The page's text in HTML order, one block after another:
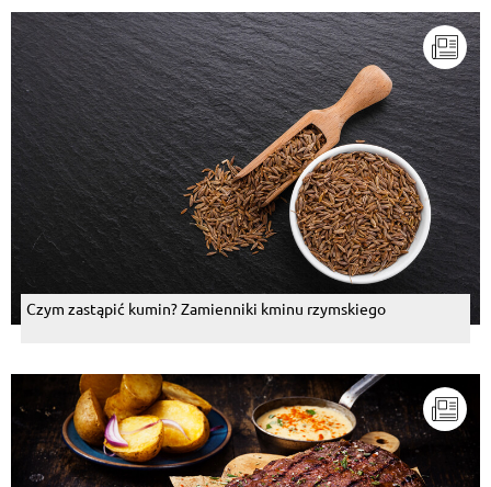
Czym zastąpić kumin? Zamienniki kminu rzymskiego